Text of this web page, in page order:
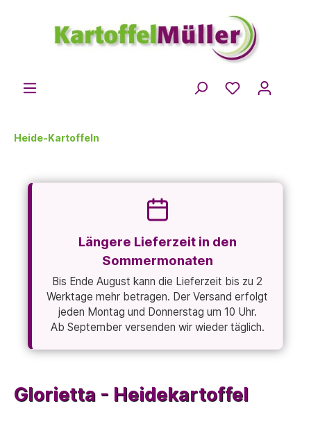
Heide-Kartoffeln
Längere Lieferzeit in den
Sommermonaten
Bis Ende August kann die Lieferzeit bis zu 2
Werktage mehr betragen. Der Versand erfolgt
jeden Montag und Donnerstag um 10 Uhr.
Ab September versenden wir wieder täglich.
Glorietta - Heidekartoffel